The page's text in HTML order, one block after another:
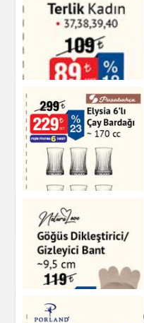
Tombik Ayı Hikaye
Kitapları
Kitap & Dergi
Terlik Kadın
Ayakkabı
Elysia 6'lı Çay
Bardağı - 170 cc
Çay & Kahve & Şeker